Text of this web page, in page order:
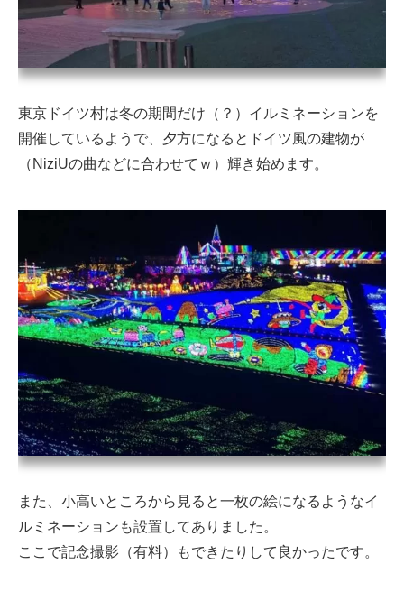
東京ドイツ村は冬の期間だけ（？）イルミネーションを
開催しているようで、夕方になるとドイツ風の建物が
（NiziUの曲などに合わせてｗ）輝き始めます。
また、小高いところから見ると一枚の絵になるようなイ
ルミネーションも設置してありました。
ここで記念撮影（有料）もできたりして良かったです。